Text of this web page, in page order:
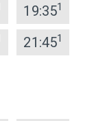
19:351
21:451